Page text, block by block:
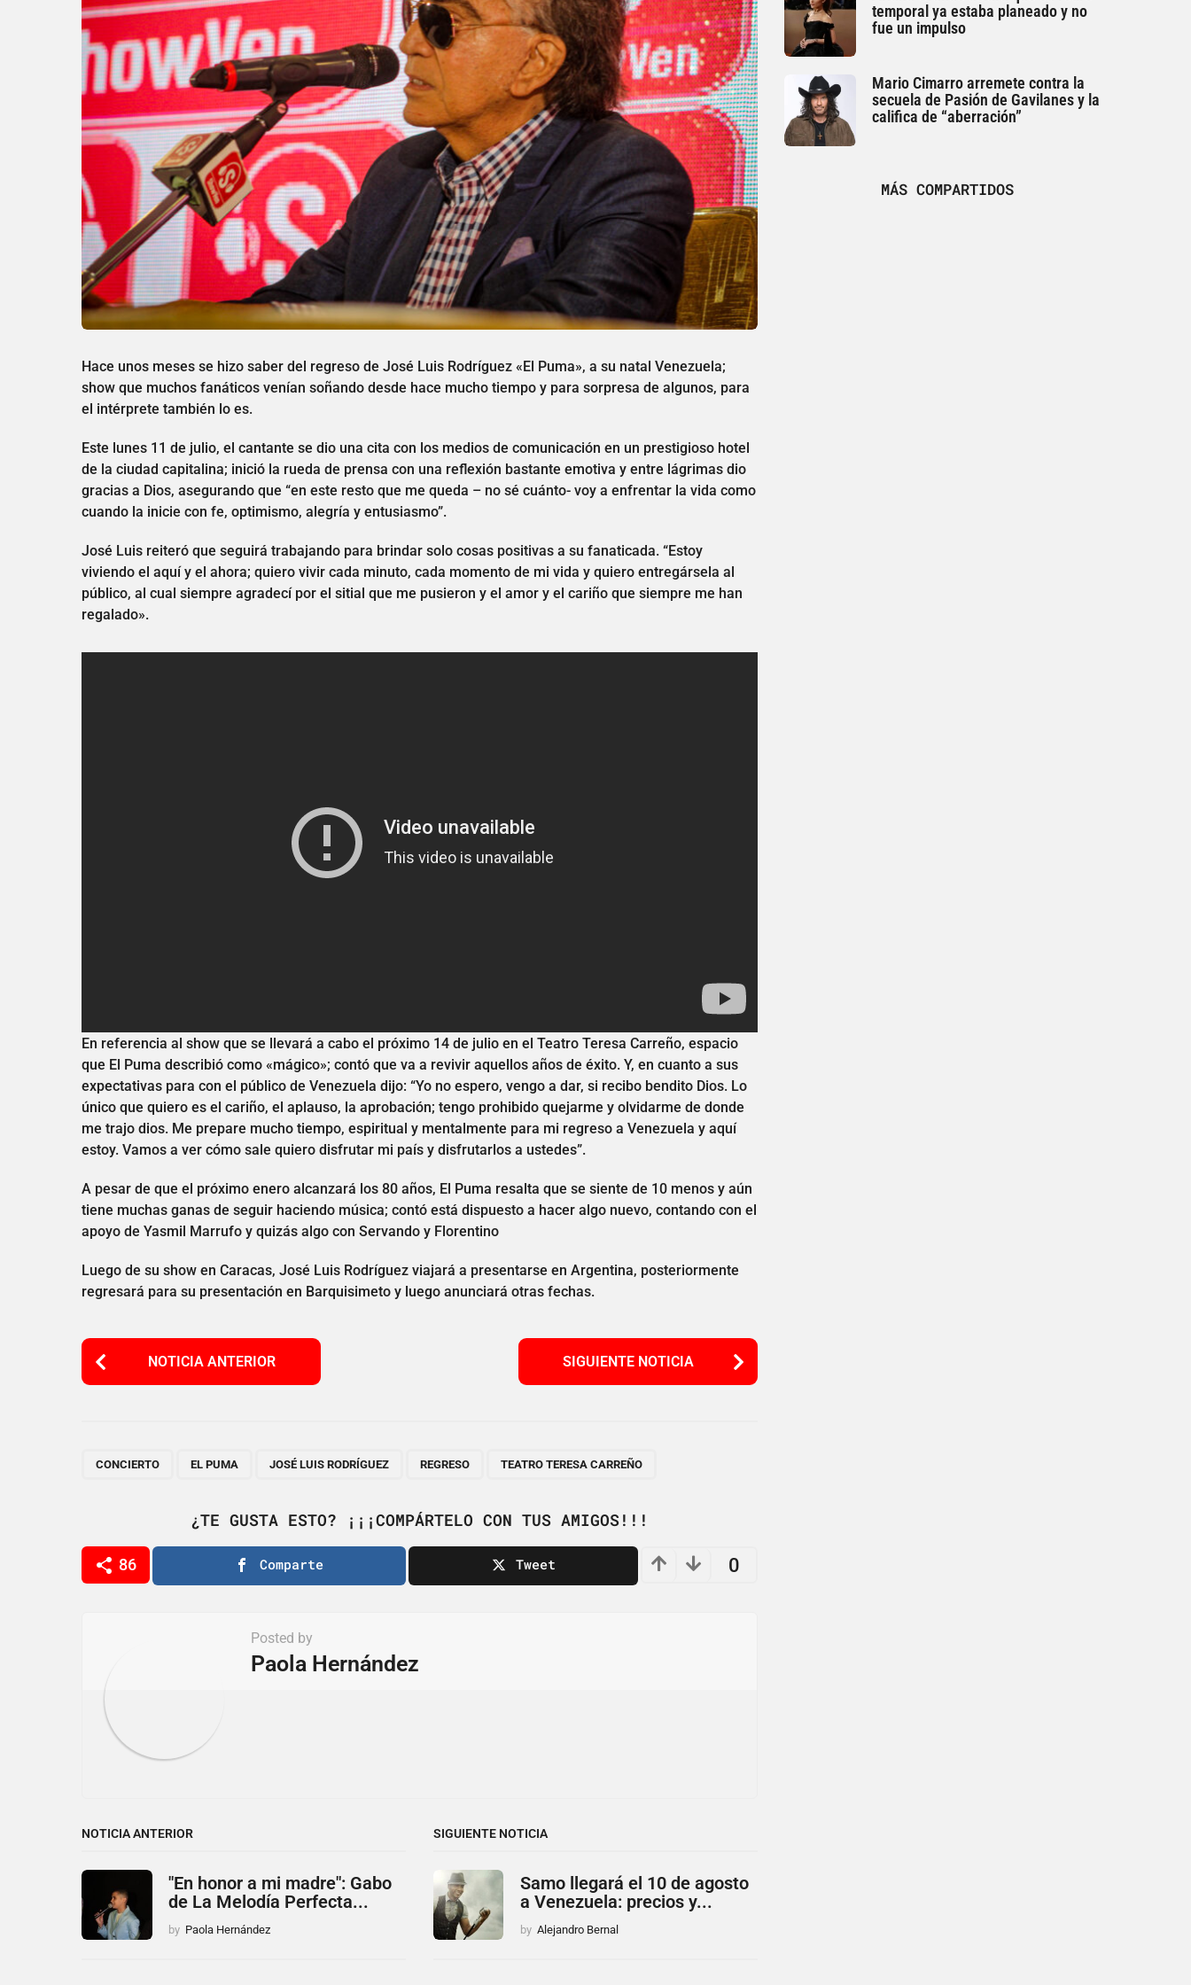
Hace unos meses se hizo saber del regreso de José Luis Rodríguez «El Puma», a su natal Venezuela;
show que muchos fanáticos venían soñando desde hace mucho tiempo y para sorpresa de algunos, para
el intérprete también lo es.
Este lunes 11 de julio, el cantante se dio una cita con los medios de comunicación en un prestigioso hotel
de la ciudad capitalina; inició la rueda de prensa con una reflexión bastante emotiva y entre lágrimas dio
gracias a Dios, asegurando que “en este resto que me queda – no sé cuánto- voy a enfrentar la vida como
cuando la inicie con fe, optimismo, alegría y entusiasmo”.
José Luis reiteró que seguirá trabajando para brindar solo cosas positivas a su fanaticada. “Estoy
viviendo el aquí y el ahora; quiero vivir cada minuto, cada momento de mi vida y quiero entregársela al
público, al cual siempre agradecí por el sitial que me pusieron y el amor y el cariño que siempre me han
regalado».
En referencia al show que se llevará a cabo el próximo 14 de julio en el Teatro Teresa Carreño, espacio
que El Puma describió como «mágico»; contó que va a revivir aquellos años de éxito. Y, en cuanto a sus
expectativas para con el público de Venezuela dijo: “Yo no espero, vengo a dar, si recibo bendito Dios. Lo
único que quiero es el cariño, el aplauso, la aprobación; tengo prohibido quejarme y olvidarme de donde
me trajo dios. Me prepare mucho tiempo, espiritual y mentalmente para mi regreso a Venezuela y aquí
estoy. Vamos a ver cómo sale quiero disfrutar mi país y disfrutarlos a ustedes”.
A pesar de que el próximo enero alcanzará los 80 años, El Puma resalta que se siente de 10 menos y aún
tiene muchas ganas de seguir haciendo música; contó está dispuesto a hacer algo nuevo, contando con el
apoyo de Yasmil Marrufo y quizás algo con Servando y Florentino
Luego de su show en Caracas, José Luis Rodríguez viajará a presentarse en Argentina, posteriormente
regresará para su presentación en Barquisimeto y luego anunciará otras fechas.
P
o
P
i
n
NOTICIA ANTERIOR SIGUIENTE NOTICIA
CONCIERTO EL PUMA JOSÉ LUIS RODRÍGUEZ REGRESO TEATRO TERESA CARREÑO
¿TE GUSTA ESTO? ¡¡¡COMPÁRTELO CON TUS AMIGOS!!!
86 0
Comparte Tweet
Posted by
Paola Hernández
NOTICIA ANTERIOR
"En honor a mi madre": Gabo
de La Melodía Perfecta...
by Paola Hernández
SIGUIENTE NOTICIA
Samo llegará el 10 de agosto
a Venezuela: precios y...
by Alejandro Bernal
temporal ya estaba planeado y no
fue un impulso
Mario Cimarro arremete contra la
secuela de Pasión de Gavilanes y la
califica de “aberración”
MÁS COMPARTIDOS